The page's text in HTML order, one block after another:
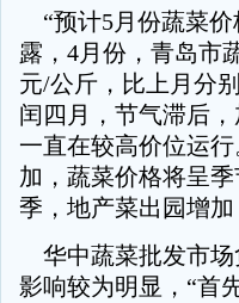
“预计5月份蔬菜价
露，4月份，青岛市
元/公斤，比上月分
闰四月，节气滞后
一直在较高价位运
加，蔬菜价格将呈
季，地产菜出园增加
华中蔬菜批发市场
影响较为明显，“首